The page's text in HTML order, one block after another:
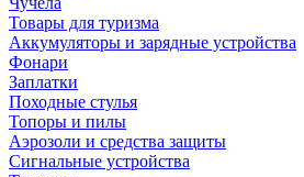
Товары для туризма
Аккумуляторы и зарядные устройства
Фонари
Заплатки
Походные стулья
Топоры и пилы
Аэрозоли и средства защиты
Сигнальные устройства